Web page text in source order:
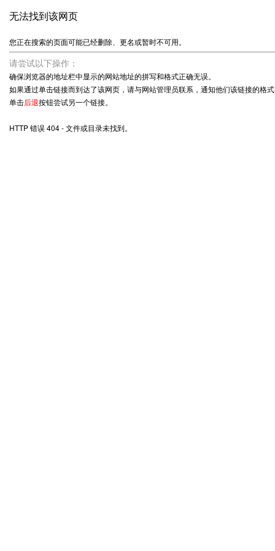
无法找到该网页
您正在搜索的页面可能已经删除、更名或暂时不可用。
请尝试以下操作：
确保浏览器的地址栏中显示的网站地址的拼写和格式正确无误。
如果通过单击链接而到达了该网页，请与网站管理员联系，通知他们该链接的格
单击后退按钮尝试另一个链接。
HTTP 错误 404 - 文件或目录未找到。